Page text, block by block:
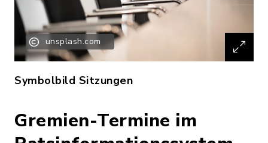
unsplash.com
Symbolbild Sitzungen
Gremien-Termine im